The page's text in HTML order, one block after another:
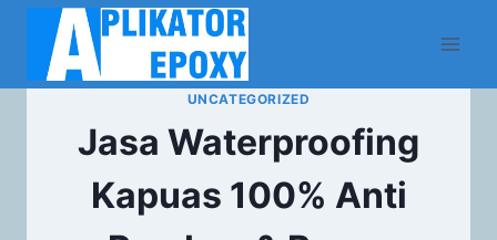
UNCATEGORIZED
Jasa Waterproofing
Kapuas 100% Anti